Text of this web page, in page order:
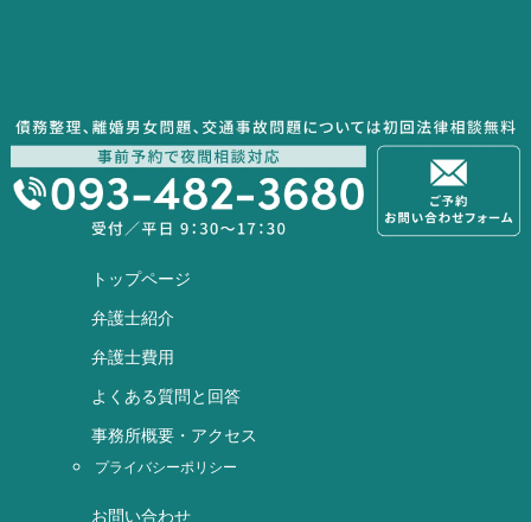
トップページ
弁護士紹介
弁護士費用
よくある質問と回答
事務所概要・アクセス
プライバシーポリシー
お問い合わせ